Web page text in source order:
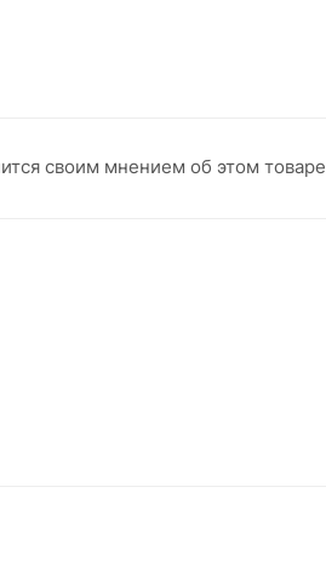
своим мнением об этом товаре